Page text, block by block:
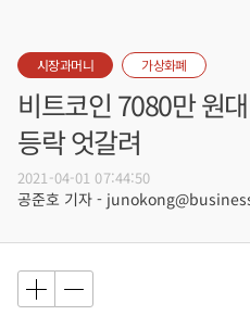
시장과머니 가상화폐
비트코인 7080만 원
등락 엇갈려
2021-04-01 07:44:50
공준호 기자 -